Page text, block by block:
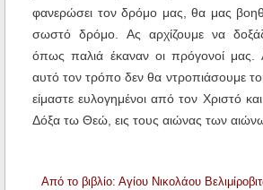
φανερώσει τον δρόμο μας, θα μας
σωστό δρόμο. Ας αρχίζουμε να
όπως παλιά έκαναν οι πρόγονοί μας.
αυτό τον τρόπο δεν θα ντροπιάσουμε
είμαστε ευλογημένοι από τον Χριστό
Δόξα τω Θεώ, εις τους αιώνας των
Από το βιβλίο: Αγίου Νικολάου